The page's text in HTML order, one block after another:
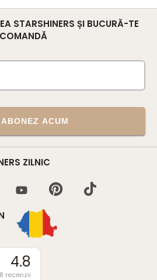
STARSHINERS ȘI BUCURĂ-TE
ACUM
ZILNIC
4.8
recenzii